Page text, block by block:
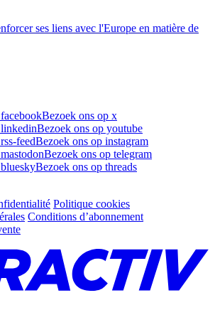
ses liens avec l'Europe en matière de
Bezoek ons op x
Bezoek ons op youtube
feedBezoek ons op instagram
Bezoek ons op telegram
Bezoek ons op threads
Politique cookies
Conditions d’abonnement